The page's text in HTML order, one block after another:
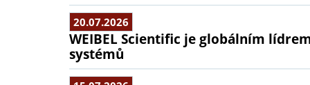
20.07.2026
WEIBEL Scientific je globálním
systémů